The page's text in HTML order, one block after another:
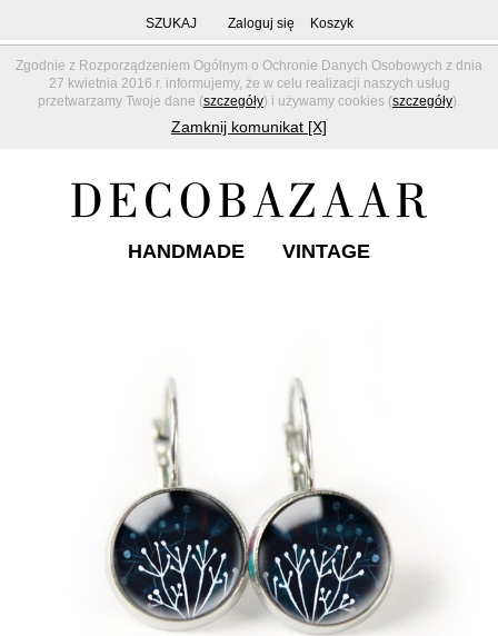
Zgodnie z Rozporządzeniem Ogólnym o Ochronie Danych Osobowych z dnia
27 kwietnia 2016 r. informujemy, że w celu realizacji naszych usług
przetwarzamy Twoje dane (szczegóły) i używamy cookies (szczegóły).
Zamknij komunikat [X]
SZUKAJ Zaloguj się Koszyk
HANDMADE VINTAGE